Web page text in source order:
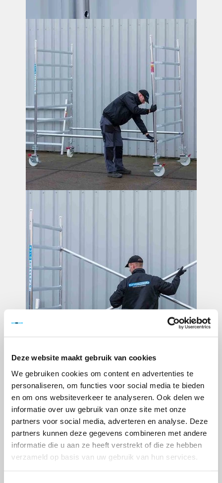
Deze website maakt gebruik van cookies
We gebruiken cookies om content en advertenties te
personaliseren, om functies voor social media te bieden
en om ons websiteverkeer te analyseren. Ook delen we
informatie over uw gebruik van onze site met onze
partners voor social media, adverteren en analyse. Deze
partners kunnen deze gegevens combineren met andere
informatie die u aan ze heeft verstrekt of die ze hebben
verzameld op basis van uw gebruik van hun services.